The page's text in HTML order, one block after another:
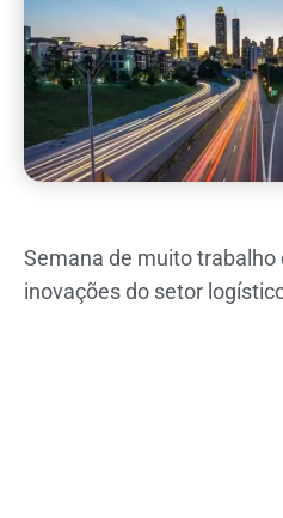
Semana de muito trabalho
inovações do setor